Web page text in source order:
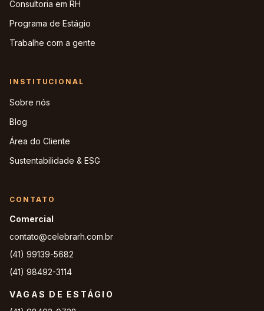
Consultoria em RH
Programa de Estágio
Trabalhe com a gente
INSTITUCIONAL
Sobre nós
Blog
Área do Cliente
Sustentabilidade & ESG
CONTATO
Comercial
contato@celebrarh.com.br
(41) 99139-5682
(41) 98492-3114
VAGAS DE ESTÁGIO